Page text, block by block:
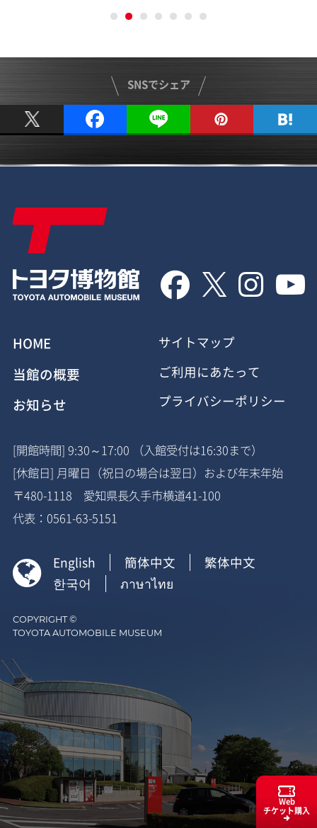
Web
チケット購入
SNSでシェア
   
HOME
当館の概要
お知らせ
サイトマップ
ご利用にあたって
プライバシーポリシー
[開館時間] 9:30～17:00 （入館受付は16:30まで）
[休館日] 月曜日（祝日の場合は翌日）および年末年始
〒480-1118 愛知県長久手市横道41-100
代表：0561-63-5151
 English 簡体中文
繁体中文
한국어
ภาษาไทย
COPYRIGHT ©
TOYOTA AUTOMOBILE MUSEUM